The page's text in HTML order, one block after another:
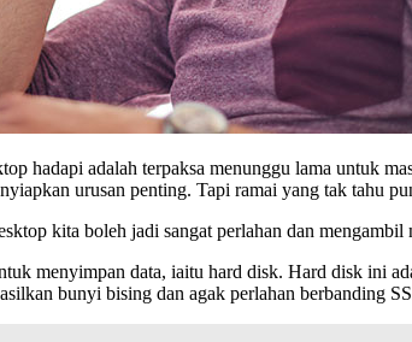
hadapi adalah terpaksa menunggu lama untuk
urusan penting. Tapi ramai yang tak tahu
kita boleh jadi sangat perlahan dan
menyimpan data, iaitu hard disk. Hard disk ini
bunyi bising dan agak perlahan berbanding